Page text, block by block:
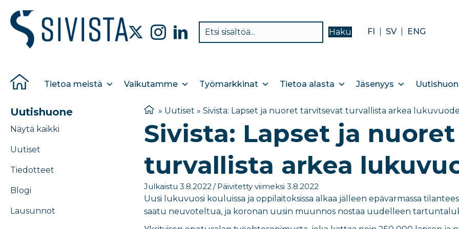
Haku FI SV ENG
Tietoa meistä Vaikutamme Työmarkkinat Tietoa alasta Jäsenyys
Uutishuone
Näytä kaikki
Uutiset
Tiedotteet
Blogi
Lausunnot
» Uutiset » Sivista: Lapset ja nuoret tarvitsevat turvallista arkea
Sivista: Lapset ja
turvallista arkea
Julkaistu 3.8.2022/ Päivitetty viimeksi 3.8.2022
Uusi lukuvuosi kouluissa ja oppilaitoksissa alkaa jälleen epävarmassa
saatu neuvoteltua, ja koronan uusin muunnos nostaa uudelleen